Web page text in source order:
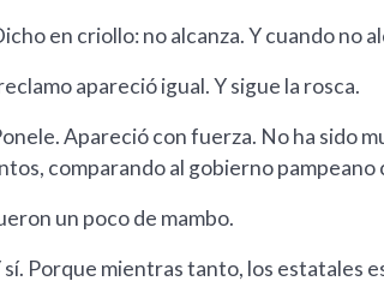
en criollo: no alcanza. Y cuando no
apareció igual. Y sigue la rosca.
Apareció con fuerza. No ha sido
comparando al gobierno
un poco de mambo.
sí. Porque mientras tanto, los estatales